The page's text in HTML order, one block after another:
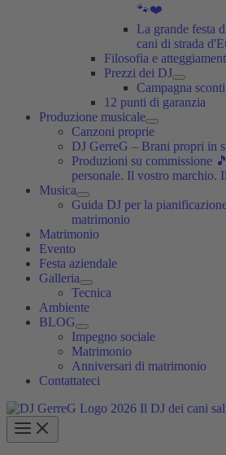
🐾❤️
La grande festa
cani di strada
Filosofia e
Prezzi dei DJ
Campagna sconti
12 punti di garanzia
Produzione musicale
Canzoni proprie
DJ GerreG – Brani propri in
Produzioni su commissione
personale. Il vostro marchio.
Musica
Guida DJ per la
matrimonio
Matrimonio
Evento
Festa aziendale
Galleria
Tecnica
Ambiente
BLOG
Impegno sociale
Matrimonio
Anniversari di matrimonio
Contattateci